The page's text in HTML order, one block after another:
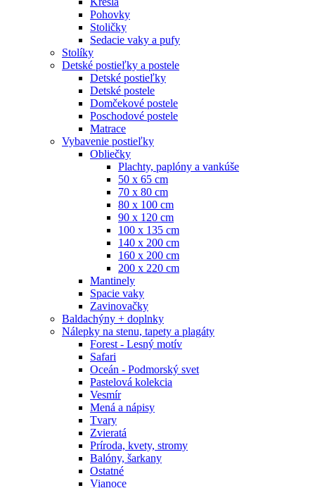
Pohovky
Stoličky
Sedacie vaky a pufy
Stolíky
Detské postieľky a postele
Detské postieľky
Detské postele
Domčekové postele
Poschodové postele
Matrace
Vybavenie postieľky
Obliečky
Plachty, paplóny a vankúše
50 x 65 cm
70 x 80 cm
80 x 100 cm
90 x 120 cm
100 x 135 cm
140 x 200 cm
160 x 200 cm
200 x 220 cm
Mantinely
Spacie vaky
Zavinovačky
Baldachýny + doplnky
Nálepky na stenu, tapety a plagáty
Forest - Lesný motív
Safari
Oceán - Podmorský svet
Pastelová kolekcia
Vesmír
Mená a nápisy
Tvary
Zvieratá
Príroda, kvety, stromy
Balóny, šarkany
Ostatné
Vianoce